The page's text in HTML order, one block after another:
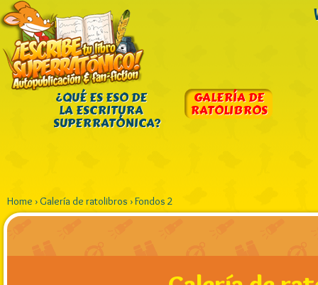
¿QUÉ ES ESO DE
LA ESCRITURA
SUPERRATÓNICA?
GALERÍA DE
RATOLIBROS
Home › Galería de ratolibros ›Fondos 2